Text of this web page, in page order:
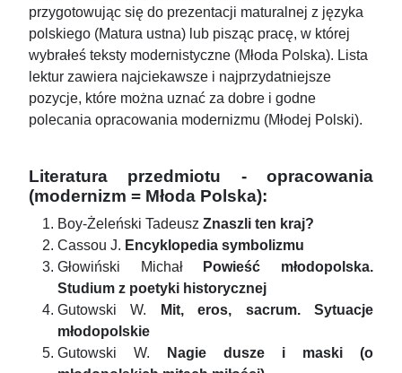
przygotowując się do prezentacji maturalnej z języka
polskiego (Matura ustna) lub pisząc pracę, w której
wybrałeś teksty modernistyczne (Młoda Polska). Lista
lektur zawiera najciekawsze i najprzydatniejsze
pozycje, które można uznać za dobre i godne
polecania opracowania modernizmu (Młodej Polski).
Literatura przedmiotu - opracowania
(modernizm = Młoda Polska):
Boy-Żeleński Tadeusz Znaszli ten kraj?
Cassou J. Encyklopedia symbolizmu
Głowiński Michał
Powieść młodopolska.
Studium z poetyki historycznej
Gutowski W.
Mit, eros, sacrum. Sytuacje
młodopolskie
Gutowski W.
Nagie dusze i maski (o